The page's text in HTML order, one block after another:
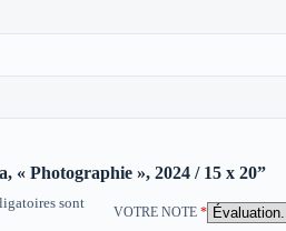
« Photographie », 2024 / 15 x 20”
sont
VOTRE NOTE *